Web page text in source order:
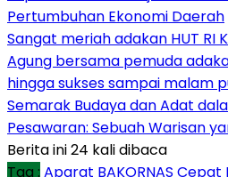
Pertumbuhan Ekonomi Daerah
Sangat meriah adakan HUT RI
Agung bersama pemuda
hingga sukses sampai malam
Semarak Budaya dan Adat
Pesawaran: Sebuah Warisan
Berita ini 24 kali dibaca
Tag : Aparat BAKORNAS Cepat